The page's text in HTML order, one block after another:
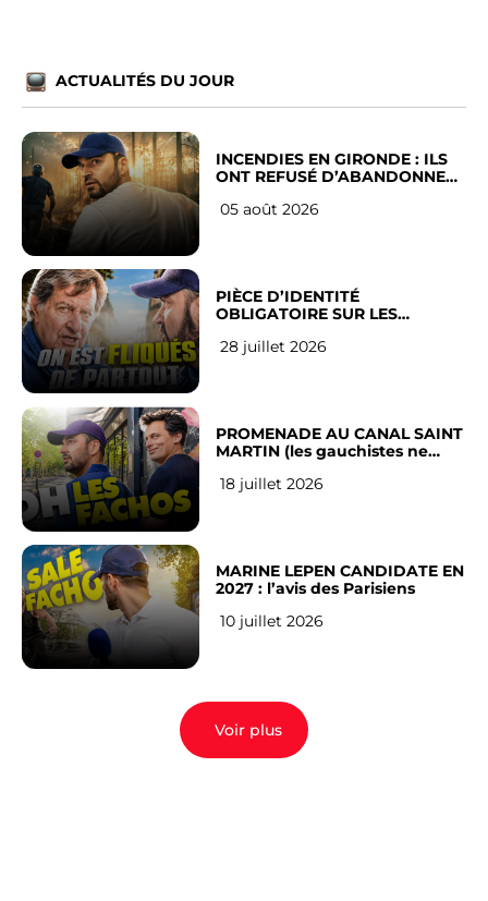
ACTUALITÉS DU JOUR
INCENDIES EN GIRONDE : ILS
ONT REFUSÉ D’ABANDONNER
05 août 2026
PIÈCE D’IDENTITÉ
OBLIGATOIRE SUR LES
Français
28 juillet 2026
PROMENADE AU CANAL SAINT
MARTIN (les gauchistes ne
18 juillet 2026
MARINE LEPEN CANDIDATE EN
2027 : l’avis des Parisiens
10 juillet 2026
Voir plus